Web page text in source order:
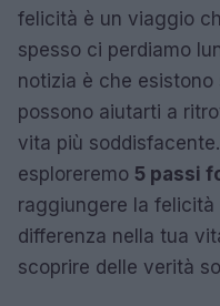
felicità è un viaggio
spesso ci perdiamo
notizia è che
possono aiutarti a
vita più
esploreremo 5 passi
raggiungere la
differenza nella tua
scoprire delle verità